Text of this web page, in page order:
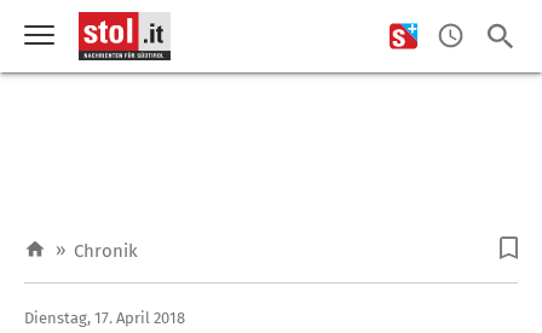
» Chronik
Dienstag, 17. April 2018